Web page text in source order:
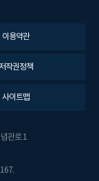
이용약관
작권정책
사이트맵
관로 1